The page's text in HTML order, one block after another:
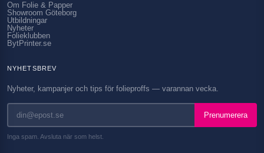
Om Folie & Papper
Showroom Göteborg
Utbildningar
Nyheter
Folieklubben
BytPrinter.se
NYHETSBREV
Nyheter, kampanjer och tips för folieproffs — varannan vecka.
Prenumerera
Inga spam. Avsluta när som helst.